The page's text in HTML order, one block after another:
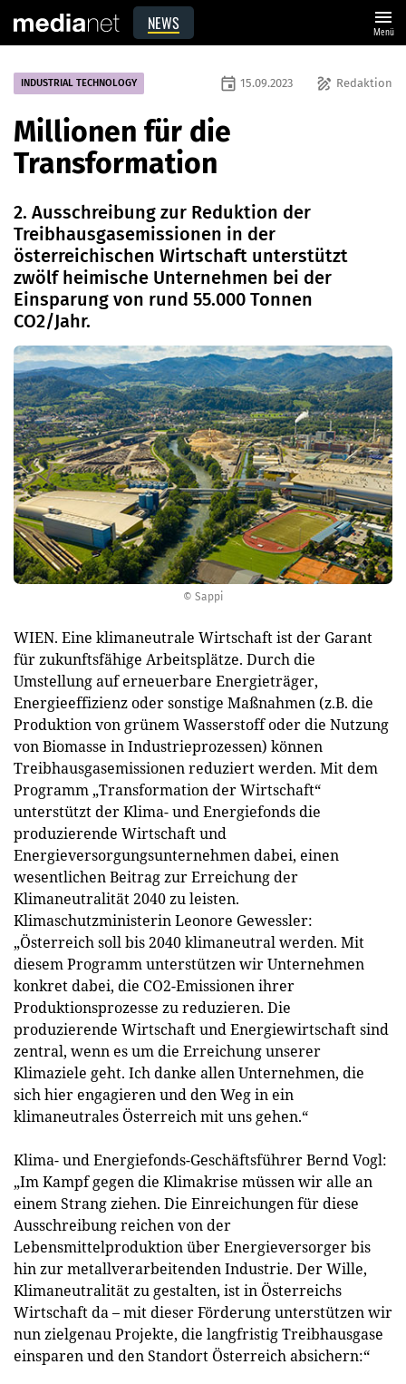
NEWS menu
Menü
© Sappi
INDUSTRIAL TECHNOLOGY draw Redaktion
event 15.09.2023
Millionen für die
Transformation
2. Ausschreibung zur Reduktion der
Treibhausgasemissionen in der
österreichischen Wirtschaft unterstützt
zwölf heimische Unternehmen bei der
Einsparung von rund 55.000 Tonnen
CO2/Jahr.
WIEN. Eine klimaneutrale Wirtschaft ist der Garant
für zukunftsfähige Arbeitsplätze. Durch die
Umstellung auf erneuerbare Energieträger,
Energieeffizienz oder sonstige Maßnahmen (z.B. die
Produktion von grünem Wasserstoff oder die Nutzung
von Biomasse in Industrieprozessen) können
Treibhausgasemissionen reduziert werden. Mit dem
Programm „Transformation der Wirtschaft“
unterstützt der Klima- und Energiefonds die
produzierende Wirtschaft und
Energieversorgungsunternehmen dabei, einen
wesentlichen Beitrag zur Erreichung der
Klimaneutralität 2040 zu leisten.
Klimaschutzministerin Leonore Gewessler:
„Österreich soll bis 2040 klimaneutral werden. Mit
diesem Programm unterstützen wir Unternehmen
konkret dabei, die CO2-Emissionen ihrer
Produktionsprozesse zu reduzieren. Die
produzierende Wirtschaft und Energiewirtschaft sind
zentral, wenn es um die Erreichung unserer
Klimaziele geht. Ich danke allen Unternehmen, die
sich hier engagieren und den Weg in ein
klimaneutrales Österreich mit uns gehen.“
Klima- und Energiefonds-Geschäftsführer Bernd Vogl:
„Im Kampf gegen die Klimakrise müssen wir alle an
einem Strang ziehen. Die Einreichungen für diese
Ausschreibung reichen von der
Lebensmittelproduktion über Energieversorger bis
hin zur metallverarbeitenden Industrie. Der Wille,
Klimaneutralität zu gestalten, ist in Österreichs
Wirtschaft da – mit dieser Förderung unterstützen wir
nun zielgenau Projekte, die langfristig Treibhausgase
einsparen und den Standort Österreich absichern:“